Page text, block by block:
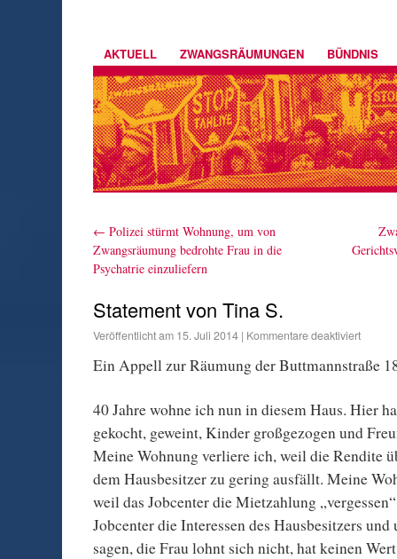
AKTUELL ZWANGSRÄUMUNGEN BÜNDNIS
← Polizei stürmt Wohnung, um von
Zwangsräumung bedrohte Frau in die
Psychatrie einzuliefern
Statement von Tina S.
Veröffentlicht am 15. Juli 2014 | Kommentare deaktiviert
Ein Appell zur Räumung der Buttmannstraße
40 Jahre wohne ich nun in diesem Haus. Hier
gekocht, geweint, Kinder großgezogen und
Meine Wohnung verliere ich, weil die Rendite
dem Hausbesitzer zu gering ausfällt. Meine
weil das Jobcenter die Mietzahlung
Jobcenter die Interessen des Hausbesitzers
sagen, die Frau lohnt sich nicht, hat keinen